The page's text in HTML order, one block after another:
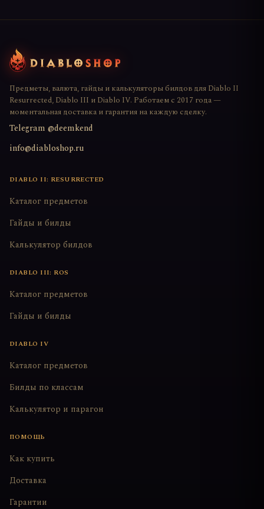
Предметы, валюта, гайды и калькуляторы билдов для Diablo II
Resurrected, Diablo III и Diablo IV. Работаем с 2017 года —
моментальная доставка и гарантия на каждую сделку.
Telegram @deemkend
info@diabloshop.ru
DIABLO II: RESURRECTED
Каталог предметов
Гайды и билды
Калькулятор билдов
DIABLO III: ROS
Каталог предметов
Гайды и билды
DIABLO IV
Каталог предметов
Билды по классам
Калькулятор и парагон
ПОМОЩЬ
Как купить
Доставка
Гарантии